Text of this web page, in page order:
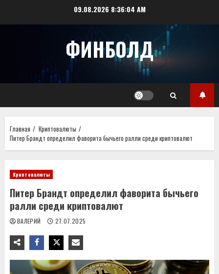
09.08.2026 8:36:05 AM
ФИНБОЛД
Главная
Криптовалюты
Питер Брандт определил фаворита бычьего ралли среди криптовалют
Криптовалюты
Питер Брандт определил фаворита бычьего
ралли среди криптовалют
ВАЛЕРИЙ 27.07.2025